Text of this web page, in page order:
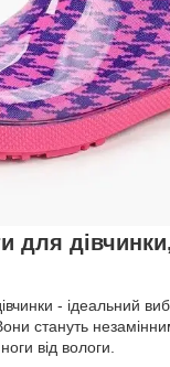
для
- ідеальний
стануть
від вологи.